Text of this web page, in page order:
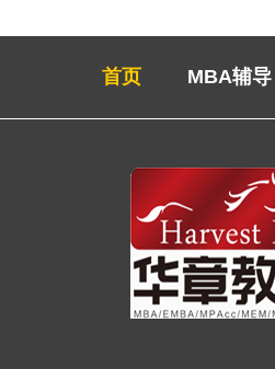
首页 MBA辅导